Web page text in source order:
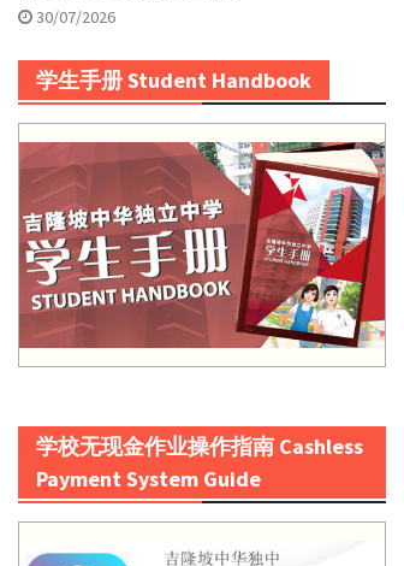
30/07/2026
学生手册 Student Handbook
学校无现金作业操作指南 Cashless
Payment System Guide